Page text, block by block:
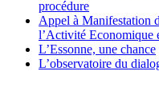
procédure
Appel à Manifestation
l’Activité Economique
L’Essonne, une chance
L’observatoire du